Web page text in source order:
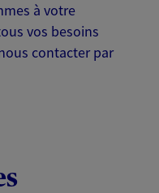
à votre
vos besoins
contacter par